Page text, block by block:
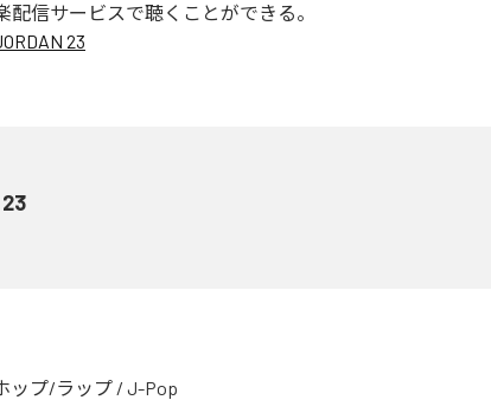
配信サービスで聴くことができる。
23
ップ/ラップ / J-Pop